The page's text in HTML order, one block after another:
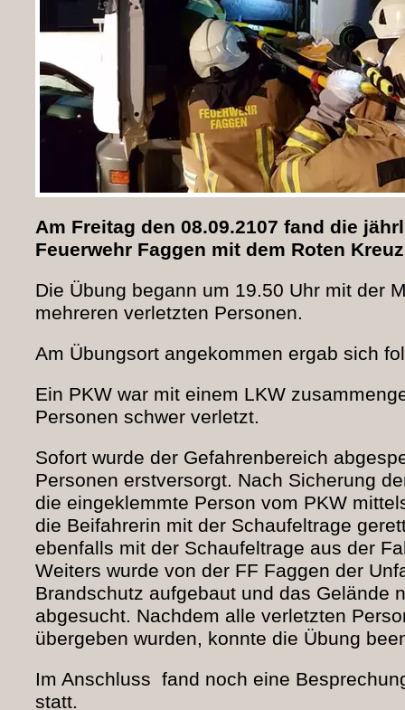
Am Freitag den 08.09.2107 fand die
Feuerwehr Faggen mit dem Roten
Die Übung begann um 19.50 Uhr mit der
mehreren verletzten Personen.
Am Übungsort angekommen ergab sich
Ein PKW war mit einem LKW
Personen schwer verletzt.
Sofort wurde der Gefahrenbereich
Personen erstversorgt. Nach Sicherung
die eingeklemmte Person vom PKW
die Beifahrerin mit der Schaufeltrage
ebenfalls mit der Schaufeltrage aus der
Weiters wurde von der FF Faggen der
Brandschutz aufgebaut und das Gelände
abgesucht. Nachdem alle verletzten
übergeben wurden, konnte die Übung
Im Anschluss fand noch eine
statt.